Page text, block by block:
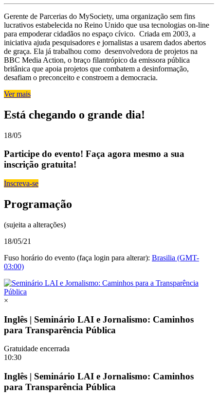
Gerente de Parcerias do MySociety, uma organização sem fins
lucrativos estabelecida no Reino Unido que usa tecnologias on-line
para empoderar cidadãos no espaço cívico. Criada em 2003, a
iniciativa ajuda pesquisadores e jornalistas a usarem dados abertos
de graça. Ela já trabalhou como desenvolvedora de projetos na
BBC Media Action, o braço filantrópico da emissora pública
britânica que apoia projetos que combatem a desinformação,
desafiam o preconceito e constroem a democracia.
Ver mais
Está chegando o grande dia!
18/05
Participe do evento! Faça agora mesmo a sua
inscrição gratuita!
Inscreva-se
Programação
(sujeita a alterações)
18/05/21
Fuso horário do evento (faça login para alterar): Brasilia (GMT-
03:00)
×
Inglês | Seminário LAI e Jornalismo: Caminhos
para Transparência Pública
Gratuidade encerrada
10:30
Inglês | Seminário LAI e Jornalismo: Caminhos
para Transparência Pública